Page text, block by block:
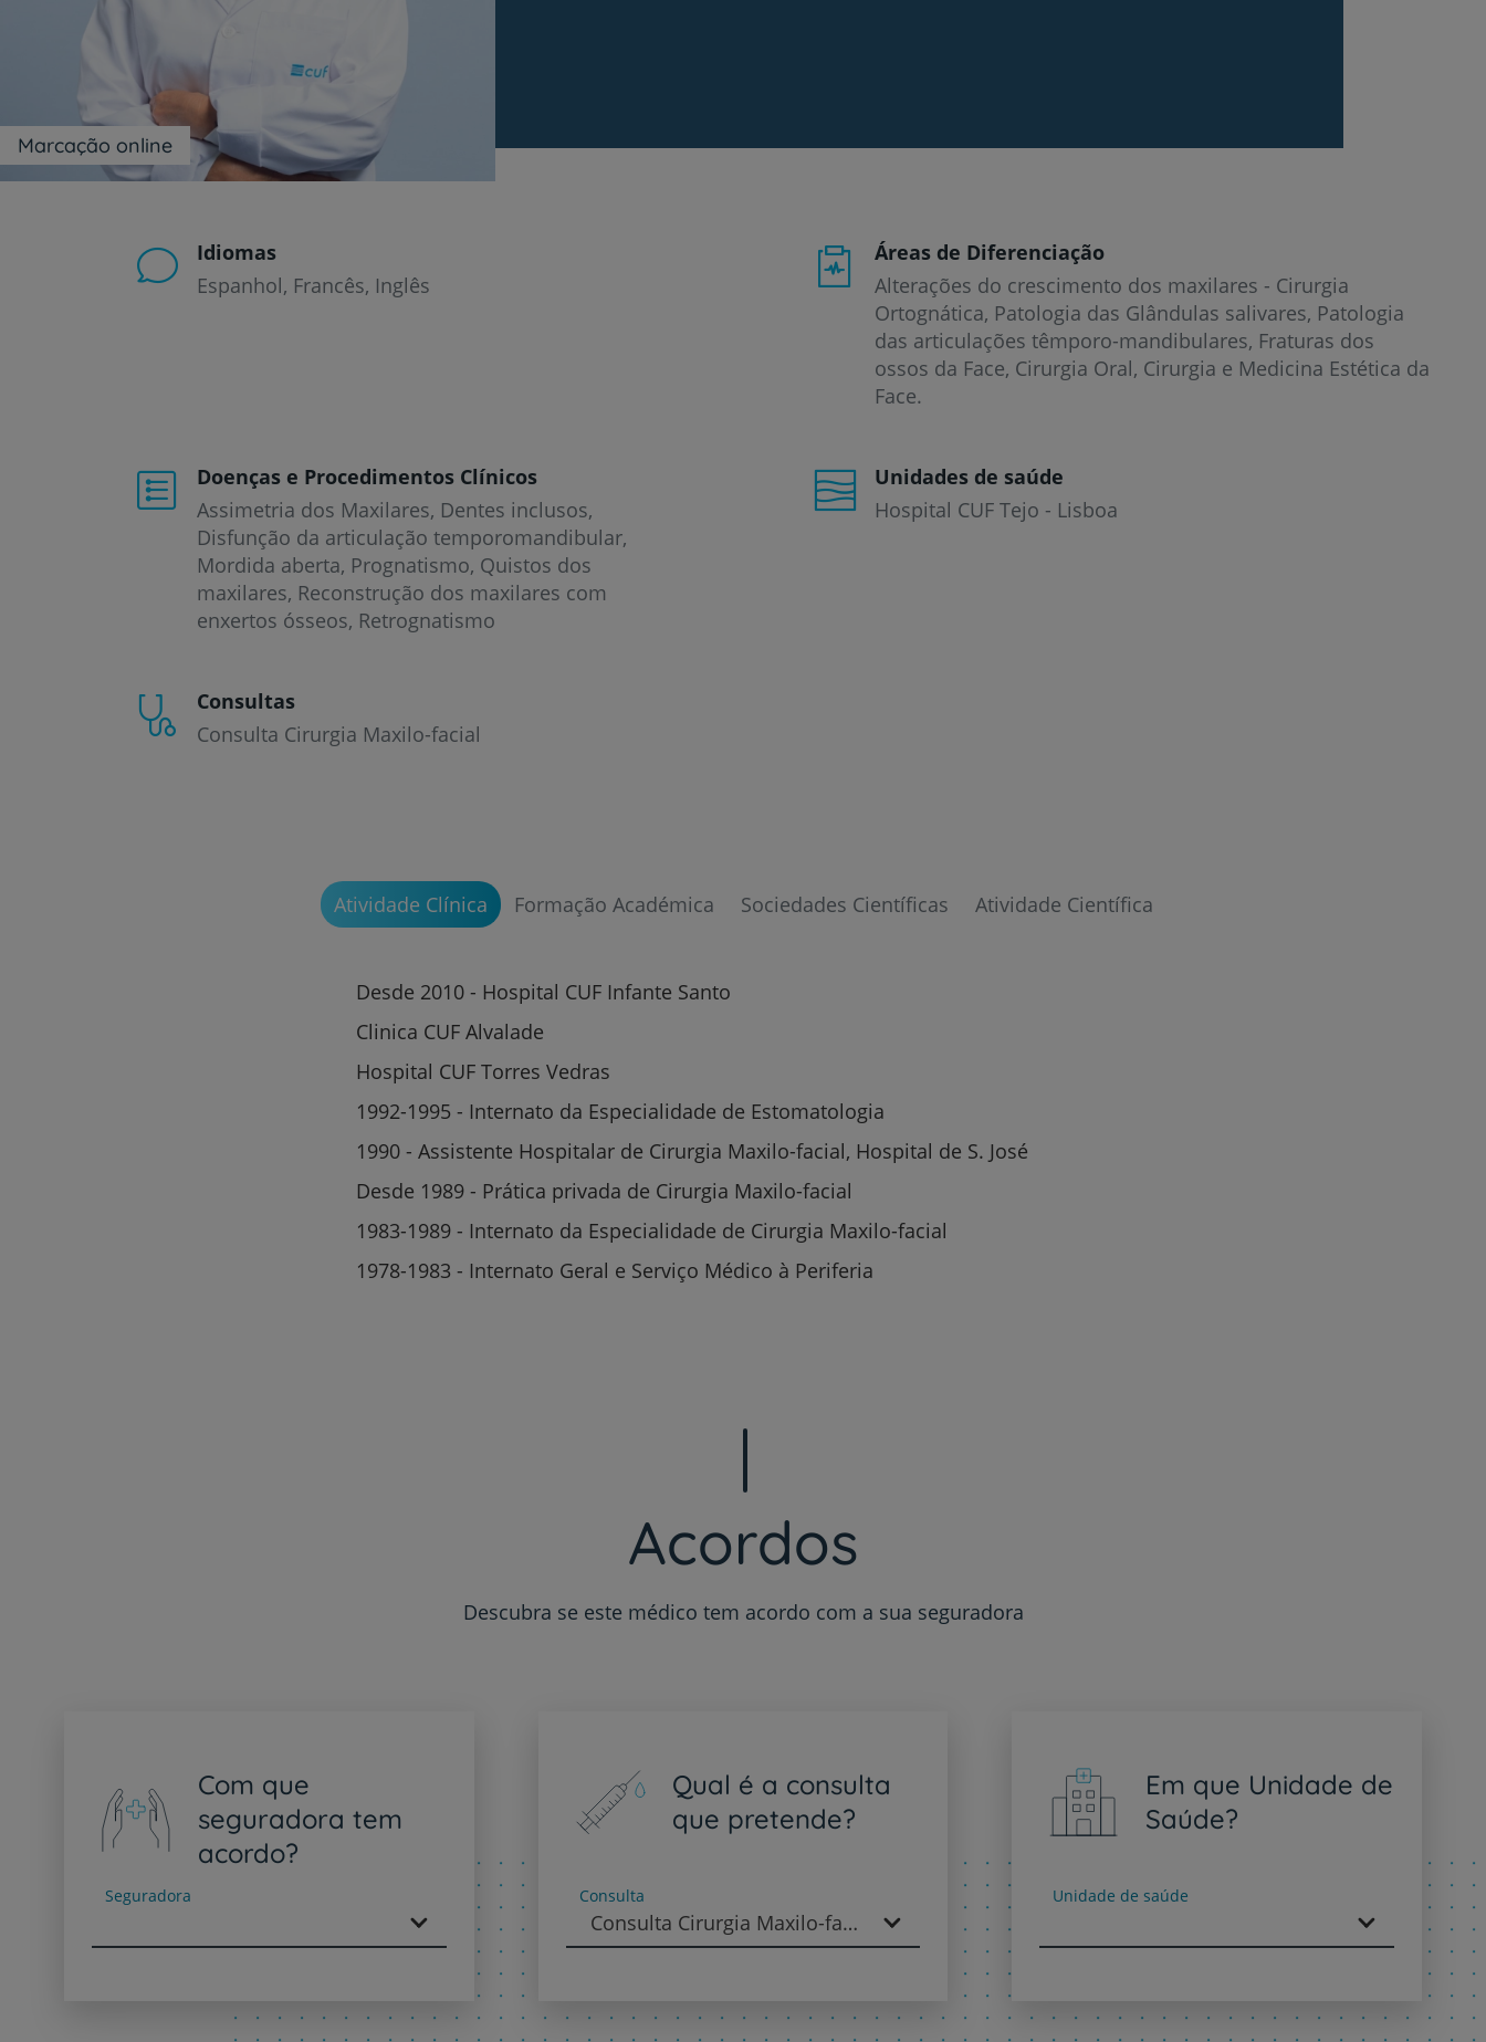
F10
para
abrir
Prevenção e bem-estar
Serviços CUF
Plano +CUF
CUF Academic Center
Para profissionais
Sobre nós
Contacte-nos
Marcação online
Idiomas
Espanhol Francês Inglês
Áreas de Diferenciação
Alterações do crescimento dos maxilares - Cirurgia
Ortognática, Patologia das Glândulas salivares, Patologia
das articulações têmporo-mandibulares, Fraturas dos
ossos da Face, Cirurgia Oral, Cirurgia e Medicina Estética da
Face.
Doenças e Procedimentos Clínicos
Assimetria dos Maxilares Dentes inclusos
Disfunção da articulação temporomandibular
Mordida aberta Prognatismo Quistos dos
maxilares Reconstrução dos maxilares com
enxertos ósseos Retrognatismo
Unidades de saúde
Hospital CUF Tejo - Lisboa
Consultas
Consulta Cirurgia Maxilo-facial
Atividade Clínica Formação Académica Sociedades Científicas Atividade Científica
Desde 2010 - Hospital CUF Infante Santo
Clinica CUF Alvalade
Hospital CUF Torres Vedras
1992-1995 - Internato da Especialidade de Estomatologia
1990 - Assistente Hospitalar de Cirurgia Maxilo-facial, Hospital de S. José
Desde 1989 - Prática privada de Cirurgia Maxilo-facial
1983-1989 - Internato da Especialidade de Cirurgia Maxilo-facial
1978-1983 - Internato Geral e Serviço Médico à Periferia
Acordos
Descubra se este médico tem acordo com a sua seguradora
Com que
seguradora tem
acordo?
Seguradora
Qual é a consulta
que pretende?
Consulta
Consulta Cirurgia Maxilo-facial - Cirurgia Maxilo-Facial
Em que Unidade de
Saúde?
Unidade de saúde